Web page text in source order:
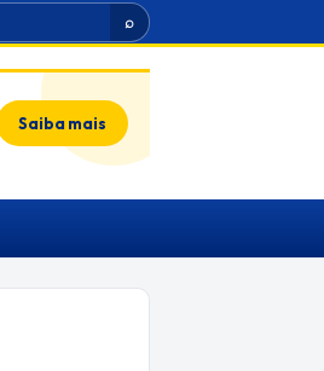
⌕
Saiba mais